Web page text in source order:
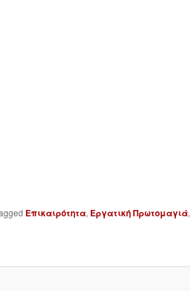
Επικαιρότητα, Εργατική Πρωτομαγιά,